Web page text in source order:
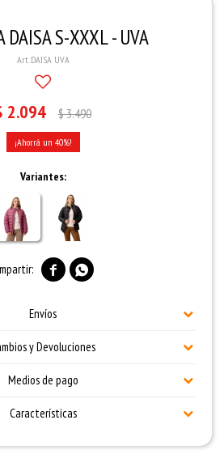
DAISA S-XXXL - UVA
DAISA UVA
2.094 $3.490
40
Variantes:
 
Envíos
y Devoluciones
Medios de pago
Características